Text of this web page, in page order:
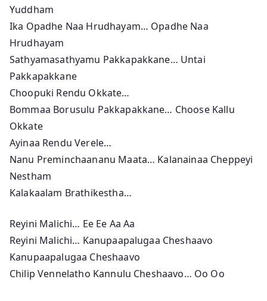
Yuddham
Ika Opadhe Naa Hrudhayam… Opadhe Naa
Hrudhayam
Sathyamasathyamu Pakkapakkane… Untai
Pakkapakkane
Choopuki Rendu Okkate…
Bommaa Borusulu Pakkapakkane… Choose Kallu
Okkate
Ayinaa Rendu Verele…
Nanu Preminchaananu Maata… Kalanainaa Cheppeyi
Nestham
Kalakaalam Brathikestha…
Reyini Malichi… Ee Ee Aa Aa
Reyini Malichi… Kanupaapalugaa Cheshaavo
Kanupaapalugaa Cheshaavo
Chilip Vennelatho Kannulu Cheshaavo… Oo Oo